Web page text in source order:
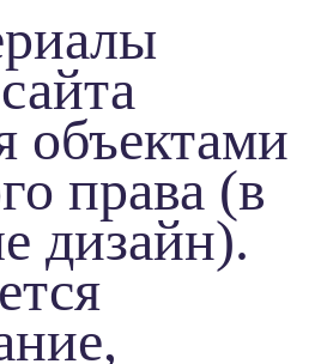
объектами
права (в
дизайн).